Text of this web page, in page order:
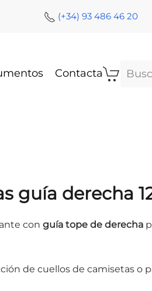
(+34) 93 486 46 20
Contacta
guía derecha
con guía tope de derecha
de cuellos de camisetas o